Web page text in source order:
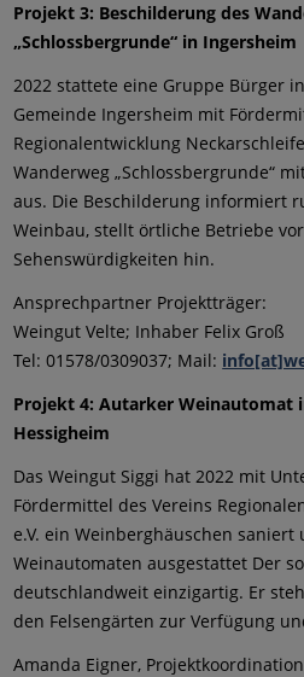
Projekt 3: Beschilderung des
„Schlossbergrunde“ in Ingersheim
2022 stattete eine Gruppe Bürger
Gemeinde Ingersheim mit
Regionalentwicklung
Wanderweg „Schlossbergrunde“
aus. Die Beschilderung informiert
Weinbau, stellt örtliche Betriebe
Sehenswürdigkeiten hin.
Ansprechpartner Projektträger:
Weingut Velte; Inhaber Felix Groß
Tel: 01578/0309037; Mail:
Projekt 4: Autarker Weinautomat
Hessigheim
Das Weingut Siggi hat 2022 mit
Fördermittel des Vereins
e.V. ein Weinberghäuschen
Weinautomaten ausgestattet Der
deutschlandweit einzigartig. Er
den Felsengärten zur Verfügung
Amanda Eigner,